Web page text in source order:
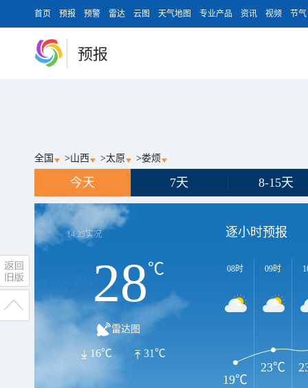
首页 预报 预警 雷达 云图 天气地图 专业产品 资讯 视频 节气
预报
全国 >山西 >太原 >娄烦
今天 7天 8-15天
14:25实况
28℃
雷达图
31℃
16℃
逐小时预报
08时 09时
19℃
23℃